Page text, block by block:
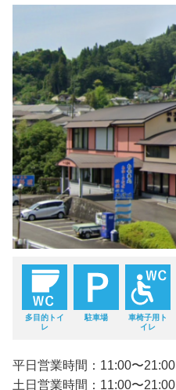
多目的トイ
レ
駐車場
車椅子用ト
イレ
平日営業時間：11:00〜21:00
土日営業時間：11:00〜21:00